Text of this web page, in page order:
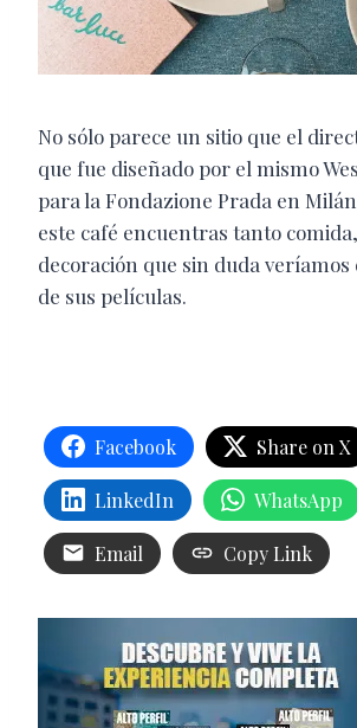
No sólo parece un sitio que el
que fue diseñado por el mismo
para la Fondazione Prada en
este café encuentras tanto
decoración que sin duda
de sus películas.
Facebook Share on X
LinkedIn WhatsApp
Email Copy Link